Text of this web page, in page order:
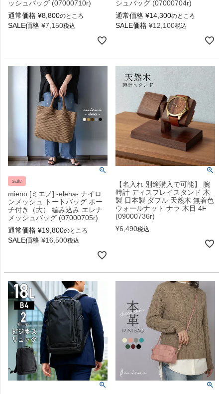
ッシュバッグ (07000710r)
通常価格 ¥8,800のところ
SALE価格 ¥7,150税込
シュバッグ (07000704r)
通常価格 ¥14,300のところ
SALE価格 ¥12,100税込
sale
mieno [ミエノ] -elena- ナイロ
ンメッシュ トートバッグ ポー
チ付き（大） 編み込み エレナ
メッシュバッグ (07000705r)
通常価格 ¥19,800のところ
SALE価格 ¥16,500税込
【名入れ 別途購入で可能】 腕
時計 ディスプレイスタンド 木
製 日本製 ダブル 天然木 無着色
ウォールナット ナラ 木目 4F
(09000736r)
¥6,490税込